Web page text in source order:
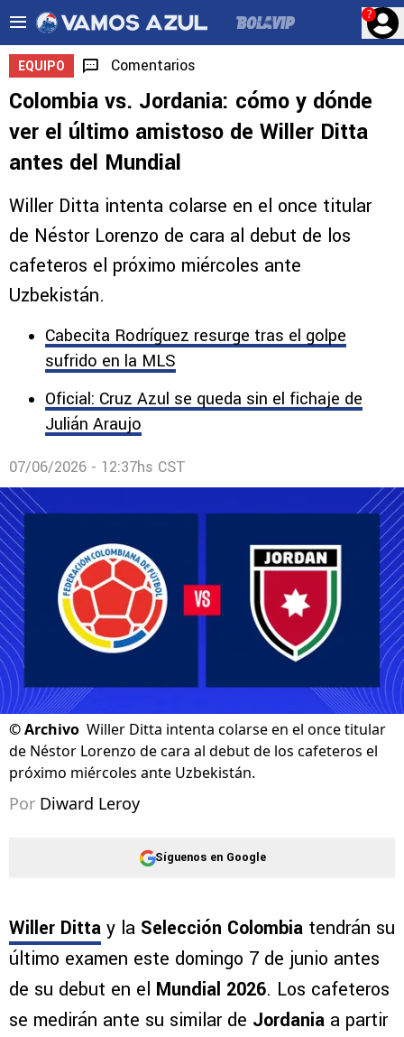
?
EQUIPO Comentarios
Colombia vs. Jordania: cómo y dónde
ver el último amistoso de Willer Ditta
antes del Mundial
Willer Ditta intenta colarse en el once titular
de Néstor Lorenzo de cara al debut de los
cafeteros el próximo miércoles ante
Uzbekistán.
Cabecita Rodríguez resurge tras el golpe
sufrido en la MLS
Oficial: Cruz Azul se queda sin el fichaje de
Julián Araujo
07/06/2026 - 12:37hs CST
©Archivo Willer Ditta intenta colarse en el once titular
de Néstor Lorenzo de cara al debut de los cafeteros el
próximo miércoles ante Uzbekistán.
Por Diward Leroy
Síguenos en Google
Willer Ditta y la Selección Colombia tendrán su
último examen este domingo 7 de junio antes
de su debut en el Mundial 2026. Los cafeteros
se medirán ante su similar de Jordania a partir